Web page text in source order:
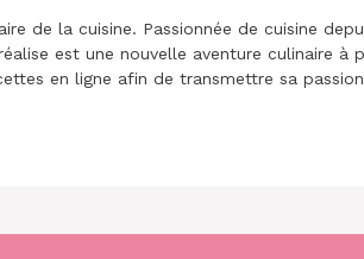
de la cuisine. Passionnée de cuisine
est une nouvelle aventure culinaire à
en ligne afin de transmettre sa